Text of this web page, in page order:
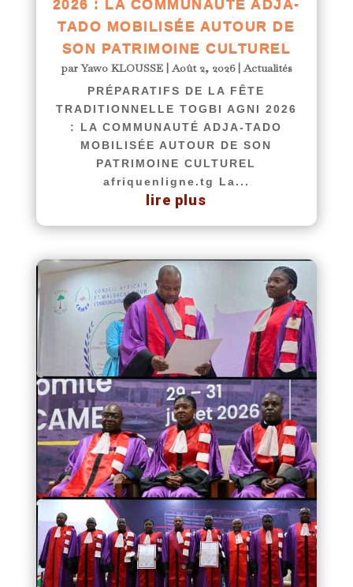
2026 : LA COMMUNAUTÉ ADJA-
TADO MOBILISÉE AUTOUR DE
SON PATRIMOINE CULTUREL
parYawo KLOUSSE|Août 2, 2026|Actualités
PRÉPARATIFS DE LA FÊTE
TRADITIONNELLE TOGBI AGNI 2026
: LA COMMUNAUTÉ ADJA-TADO
MOBILISÉE AUTOUR DE SON
PATRIMOINE CULTUREL
afriquenligne.tg La...
lire plus